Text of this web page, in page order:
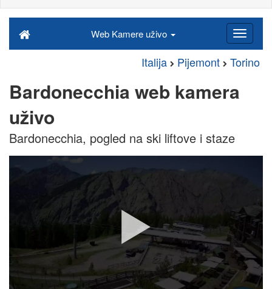
Web Kamere uživo
Italija Pijemont Torino
Bardonecchia web kamera
uživo
Bardonecchia, pogled na ski liftove i staze